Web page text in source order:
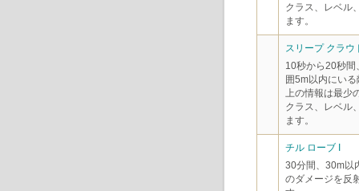
クラス、レベル
ます。
スリープ クラウ
10秒から20秒間
囲5m以内にい
上の情報は最少
クラス、レベル
ます。
チル ローブ I
30分間、30m以
のダメージを反